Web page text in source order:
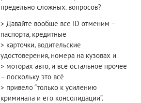
предельно сложных. вопросов?
> Давайте вообще все ID отменим –
паспорта, кредитные
> карточки, водительские
удостоверения, номера на кузовах и
> моторах авто, и всё остальное прочее
– поскольку это всё
> привело “только к усилению
криминала и его консолидации”.